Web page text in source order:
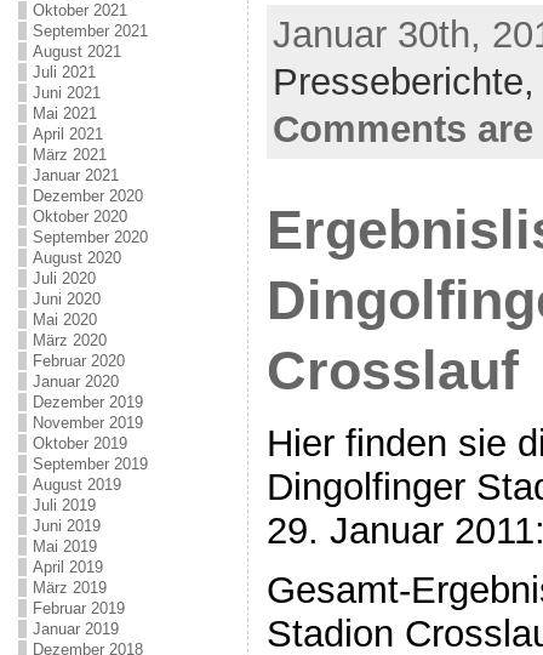
Oktober 2021
September 2021
August 2021
Juli 2021
Juni 2021
Mai 2021
April 2021
März 2021
Januar 2021
Dezember 2020
Oktober 2020
September 2020
August 2020
Juli 2020
Juni 2020
Mai 2020
März 2020
Februar 2020
Januar 2020
Dezember 2019
November 2019
Oktober 2019
September 2019
August 2019
Juli 2019
Juni 2019
Mai 2019
April 2019
März 2019
Februar 2019
Januar 2019
Dezember 2018
Januar 30th,
Comments
Crosslauf
Hier finden sie
Dingolfinger
29. Januar
Gesamt-
Stadion